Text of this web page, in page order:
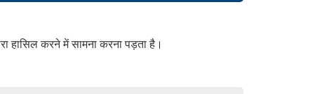
हासिल करने में सामना करना पड़ता है।